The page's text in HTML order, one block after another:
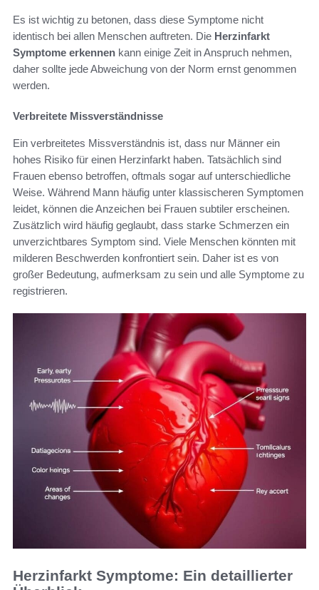
Es ist wichtig zu betonen, dass diese Symptome nicht
identisch bei allen Menschen auftreten. Die Herzinfarkt
Symptome erkennen kann einige Zeit in Anspruch nehmen,
daher sollte jede Abweichung von der Norm ernst genommen
werden.
Verbreitete Missverständnisse
Ein verbreitetes Missverständnis ist, dass nur Männer ein
hohes Risiko für einen Herzinfarkt haben. Tatsächlich sind
Frauen ebenso betroffen, oftmals sogar auf unterschiedliche
Weise. Während Mann häufig unter klassischeren Symptomen
leidet, können die Anzeichen bei Frauen subtiler erscheinen.
Zusätzlich wird häufig geglaubt, dass starke Schmerzen ein
unverzichtbares Symptom sind. Viele Menschen könnten mit
milderen Beschwerden konfrontiert sein. Daher ist es von
großer Bedeutung, aufmerksam zu sein und alle Symptome zu
registrieren.
Herzinfarkt Symptome: Ein detaillierter